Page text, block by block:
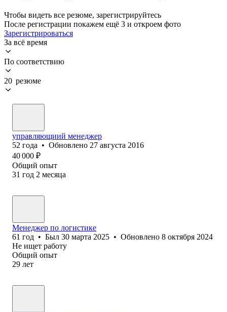
Чтобы видеть все резюме, зарегистрируйтесь
После регистрации покажем ещё 3 и откроем фото
Зарегистрироваться
За всё время
По соответствию
20 резюме
управляющиий менеджер
52 года • Обновлено 27 августа 2016
40 000 ₽
Общий опыт
31 год 2 месяца
Менеджер по логистике
61 год • Был 30 марта 2025 • Обновлено 8 октября 2024
Не ищет работу
Общий опыт
29 лет